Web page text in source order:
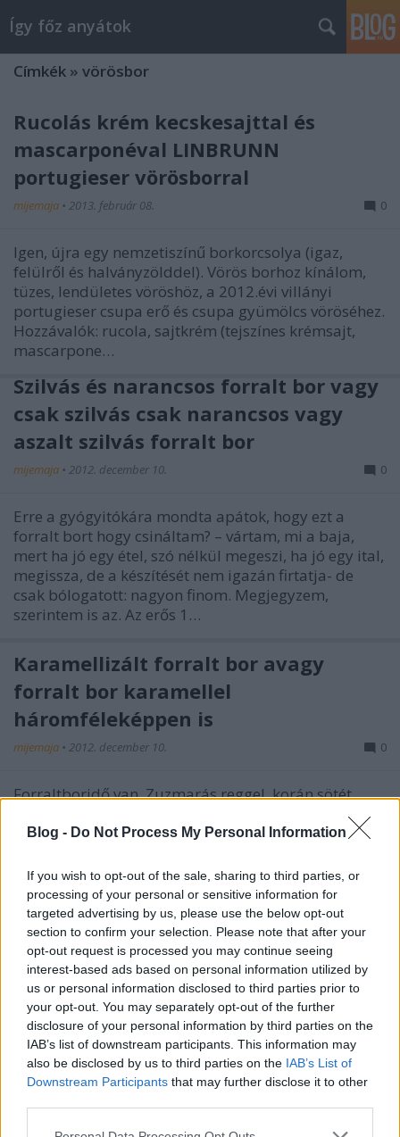
Blog - Do Not Process My Personal Information
If you wish to opt-out of the sale, sharing to third parties, or
processing of your personal or sensitive information for
targeted advertising by us, please use the below opt-out
section to confirm your selection. Please note that after your
opt-out request is processed you may continue seeing
interest-based ads based on personal information utilized by
us or personal information disclosed to third parties prior to
your opt-out. You may separately opt-out of the further
disclosure of your personal information by third parties on the
IAB’s list of downstream participants. This information may
also be disclosed by us to third parties on the IAB’s List of
Downstream Participants that may further disclose it to other
Please note that this website/app uses one or more Google
Így főz anyátok
Címkék » vörösbor
Rucolás krém kecskesajttal és
mascarponéval LINBRUNN
portugieser vörösborral
mijemaja • 2013. február 08. 0
Igen, újra egy nemzetiszínű borkorcsolya (igaz,
felülről és halványzölddel). Vörös borhoz kínálom,
tüzes, lendületes vöröshöz, a 2012.évi villányi
portugieser csupa erő és csupa gyümölcs vöröséhez.
Hozzávalók: rucola, sajtkrém (tejszínes krémsajt,
mascarpone…
Szilvás és narancsos forralt bor vagy
csak szilvás csak narancsos vagy
aszalt szilvás forralt bor
mijemaja • 2012. december 10. 0
Erre a gyógyitókára mondta apátok, hogy ezt a
forralt bort hogy csináltam? – vártam, mi a baja,
mert ha jó egy étel, szó nélkül megeszi, ha jó egy ital,
megissza, de a készítését nem igazán firtatja- de
csak bólogatott: nagyon finom. Megjegyzem,
szerintem is az. Az erős 1…
Karamellizált forralt bor avagy
forralt bor karamellel
háromféleképpen is
mijemaja • 2012. december 10. 0
Forraltboridő van. Zuzmarás reggel, korán sötét
esték, rekedtes torok mind azt mondja: de jólesne
egy pohár forró forralt bor! A karamelles tejet, a
Édes féle fantasztikus egytojásost, a karamelles
krémes sütit is, és a…
Hirtelensült libamáj villányi
kékoportós szőlőmártással és Szent
Márton legendája
mijemaja•2012. november 08.
Villányi portugieserben áztatom egy éjszakát a
libamájat. A két félből általában az egyiket egyben
hagyom, a másik darab májat felszeleteltem, hogy a
bor jól átjárja, nagyobb felületen, s mert utána a